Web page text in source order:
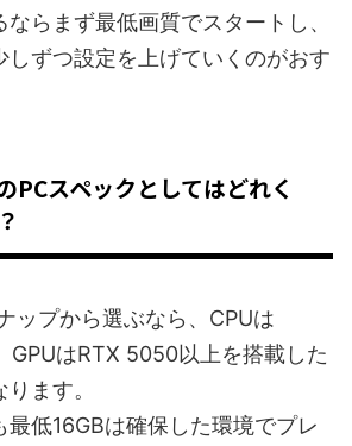
らまず最低画質でスタートし、
しずつ設定を上げていくのがおす
PCスペックとしてはどれく
ップから選ぶなら、CPUは
GPUはRTX 5050以上を搭載した
ます。
最低16GBは確保した環境でプレ